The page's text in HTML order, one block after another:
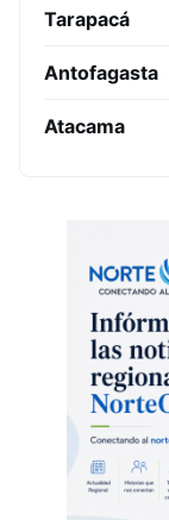
Tarapacá
Antofagasta
Atacama